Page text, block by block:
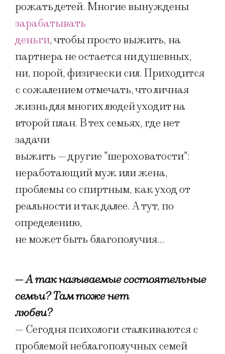
рожать детей. Многие вынуждены
зарабатывать
деньги, чтобы просто выжить, на
партнера не остается ни душевных,
ни, порой, физически сил. Приходится
с сожалением отмечать, что личная
жизнь для многих людей уходит на
второй план. В тех семьях, где нет
задачи
выжить — другие "шероховатости":
неработающий муж или жена,
проблемы со спиртным, как уход от
реальности и так далее. А тут, по
определению,
не может быть благополучия…
— А так называемые состоятельные
семьи? Там тоже нет
любви?
— Сегодня психологи сталкиваются с
проблемой неблагополучных семей